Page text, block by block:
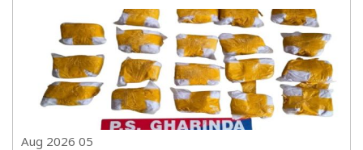
گرفتار کیا ہے۔ ان کے قبضے سے تقریباً ایک کلو گرام
سونا برآمد کیا گیا۔ محکمہ نے بدھ کے روز جاری
05 Aug 2026